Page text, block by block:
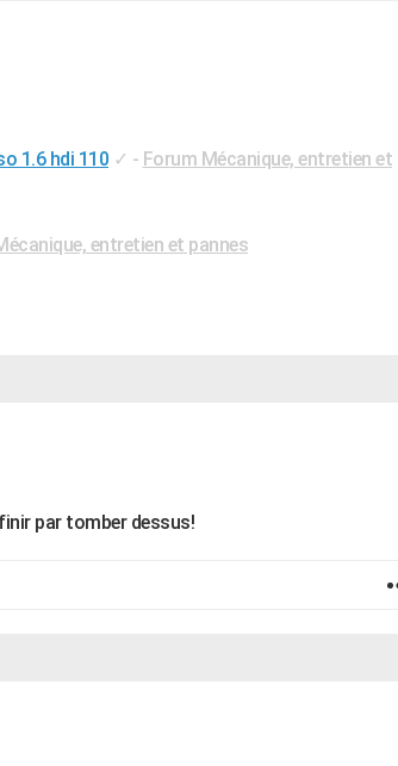
1.6 hdi 110 ✓ - Forum Mécanique, entretien et
entretien et pannes
par tomber dessus!